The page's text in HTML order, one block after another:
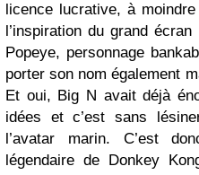
licence lucrative, à
l’inspiration du grand
Popeye, personnage
porter son nom également
Et oui, Big N avait déjà
idées et c’est sans
l’avatar marin. C’est
légendaire de Donkey